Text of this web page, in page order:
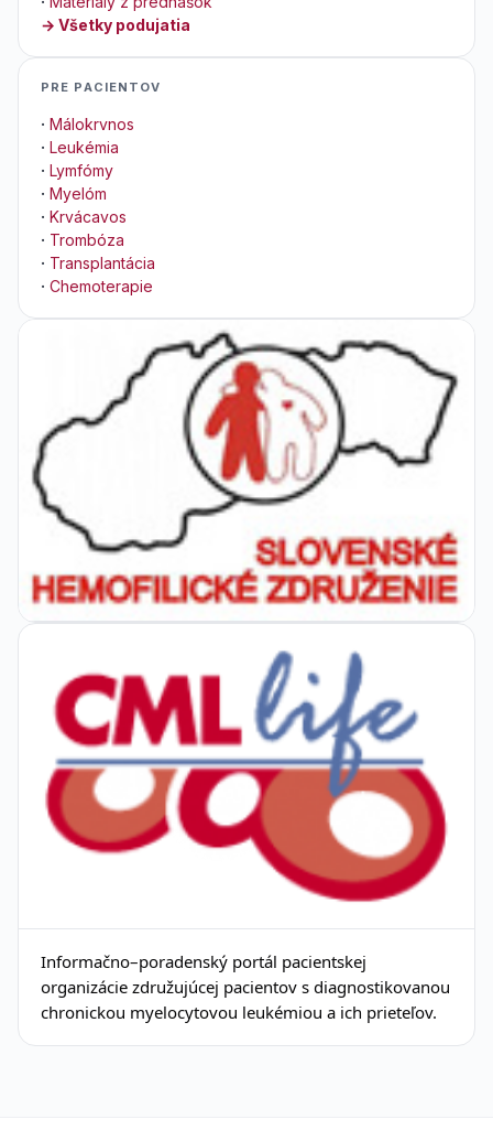
→ Všetky podujatia
PRE PACIENTOV
· Málokrvnos
· Leukémia
· Lymfómy
· Myelóm
· Krvácavos
· Trombóza
· Transplantácia
· Chemoterapie
Informačno–poradenský portál pacientskej
organizácie združujúcej pacientov s diagnostikovanou
chronickou myelocytovou leukémiou a ich prieteľov.